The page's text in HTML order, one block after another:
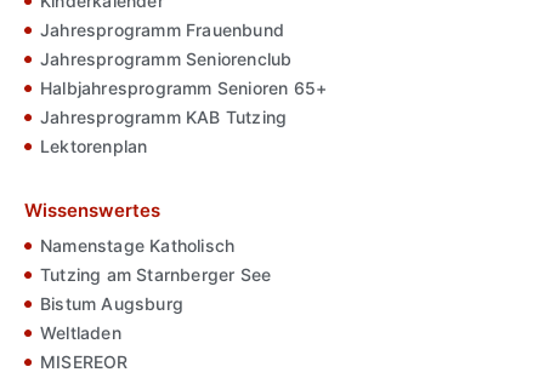
Jahresprogramm Frauenbund
Jahresprogramm Seniorenclub
Halbjahresprogramm Senioren 65+
Jahresprogramm KAB Tutzing
Lektorenplan
Wissenswertes
Namenstage Katholisch
Tutzing am Starnberger See
Bistum Augsburg
Weltladen
MISEREOR